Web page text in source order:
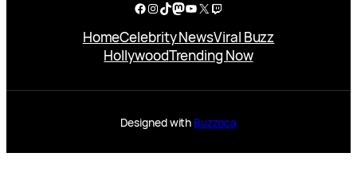
Facebook
Instagram
TikTok
Mastodon
YouTube
X Twitch
HomeCelebrity NewsViral Buzz
HollywoodTrending Now
Designed with Buzzoca